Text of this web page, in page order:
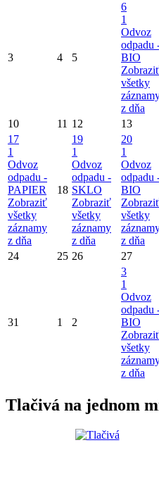
3 4 5
6
1
Odvoz
odpadu
BIO
všetky
z dňa
10 11 12 13
17
1
Odvoz
odpadu -
PAPIER
Zobraziť
všetky
záznamy
z dňa
18
19
1
Odvoz
odpadu -
SKLO
Zobraziť
všetky
záznamy
z dňa
20
1
Odvoz
odpadu
BIO
všetky
z dňa
24 25 26 27
31 1 2
3
1
Odvoz
odpadu
BIO
všetky
z dňa
Tlačivá na jednom